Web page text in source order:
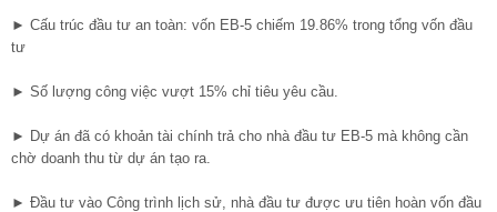
► Cấu trúc đầu tư an toàn: vốn EB-5 chiếm 19.86% trong tổng vốn đầu
tư
► Số lượng công việc vượt 15% chỉ tiêu yêu cầu.
► Dự án đã có khoản tài chính trả cho nhà đầu tư EB-5 mà không cần
chờ doanh thu từ dự án tạo ra.
► Đầu tư vào Công trình lịch sử, nhà đầu tư được ưu tiên hoàn vốn đầu